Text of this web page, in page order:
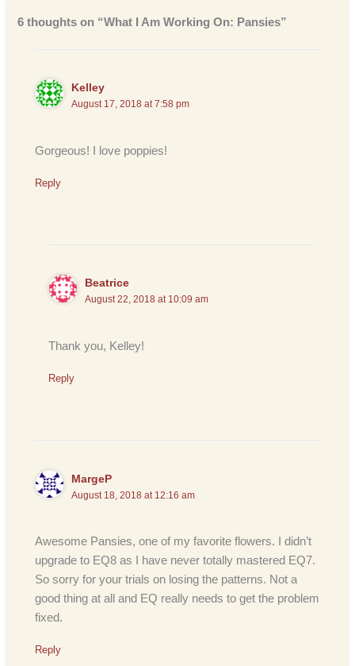
6 thoughts on “What I Am Working On: Pansies”
Kelley
August 17, 2018 at 7:58 pm
Gorgeous! I love poppies!
Reply
Beatrice
August 22, 2018 at 10:09 am
Thank you, Kelley!
Reply
MargeP
August 18, 2018 at 12:16 am
Awesome Pansies, one of my favorite flowers. I didn’t
upgrade to EQ8 as I have never totally mastered EQ7.
So sorry for your trials on losing the patterns. Not a
good thing at all and EQ really needs to get the problem
fixed.
Reply